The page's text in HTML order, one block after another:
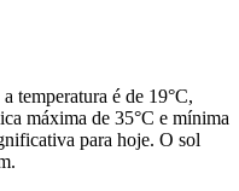
temperatura é de 19°C,
máxima de 35°C e mínima
para hoje. O sol